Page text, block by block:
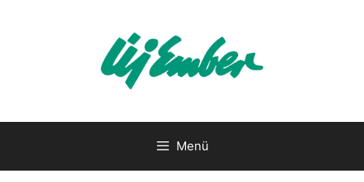
Menü